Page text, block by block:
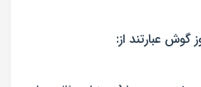
گوش عبارتند از: